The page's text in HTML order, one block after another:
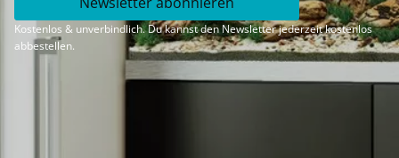
Kostenlos & unverbindlich. Du kannst den Newsletter jederzeit kostenlos
abbestellen.